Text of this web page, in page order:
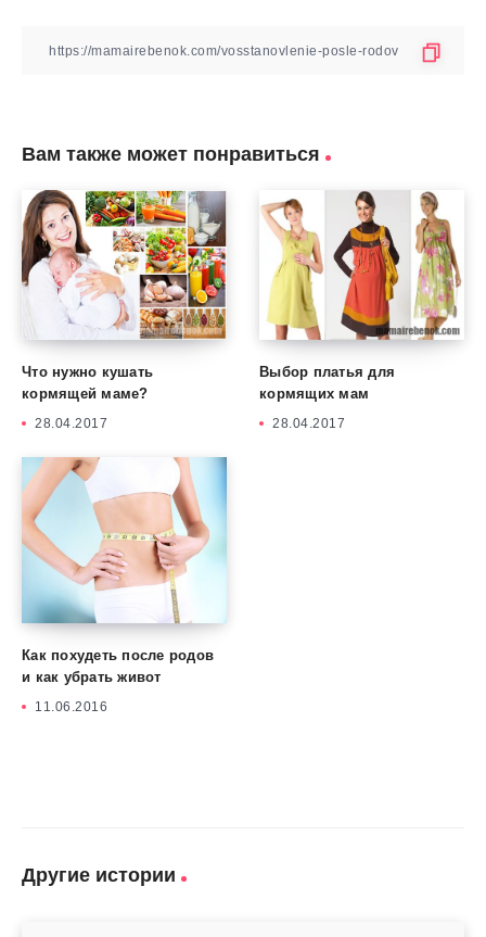
Вам также может понравиться
Что нужно кушать
кормящей маме?
28.04.2017
Выбор платья для
кормящих мам
28.04.2017
Как похудеть после родов
и как убрать живот
11.06.2016
Другие истории